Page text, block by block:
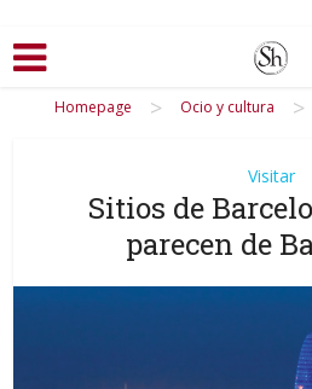
Homepage > Ocio y cultura >
Visitar
Sitios de
parecen de